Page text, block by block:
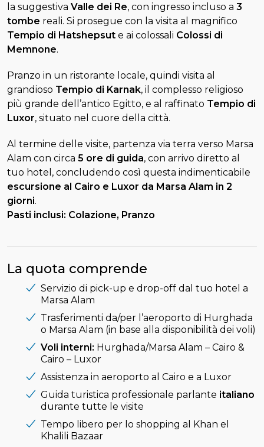
la suggestiva Valle dei Re, con ingresso incluso a 3
tombe reali. Si prosegue con la visita al magnifico
Tempio di Hatshepsut e ai colossali Colossi di
Memnone.
Pranzo in un ristorante locale, quindi visita al
grandioso Tempio di Karnak, il complesso religioso
più grande dell’antico Egitto, e al raffinato Tempio di
Luxor, situato nel cuore della città.
Al termine delle visite, partenza via terra verso Marsa
Alam con circa 5 ore di guida, con arrivo diretto al
tuo hotel, concludendo così questa indimenticabile
escursione al Cairo e Luxor da Marsa Alam in 2
giorni.
Pasti inclusi: Colazione, Pranzo
La quota comprende
Servizio di pick-up e drop-off dal tuo hotel a
Marsa Alam
Trasferimenti da/per l’aeroporto di Hurghada
o Marsa Alam (in base alla disponibilità dei voli)
Voli interni: Hurghada/Marsa Alam – Cairo &
Cairo – Luxor
Assistenza in aeroporto al Cairo e a Luxor
Guida turistica professionale parlante italiano
durante tutte le visite
Tempo libero per lo shopping al Khan el
Khalili Bazaar